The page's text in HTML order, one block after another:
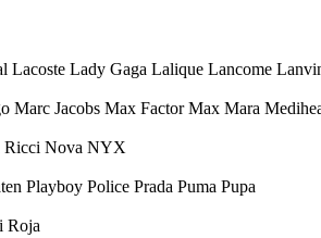
Lacoste Lady Gaga Lalique Lancome
Marc Jacobs Max Factor Max Mara
Ricci Nova NYX
Playboy Police Prada Puma Pupa
Roja